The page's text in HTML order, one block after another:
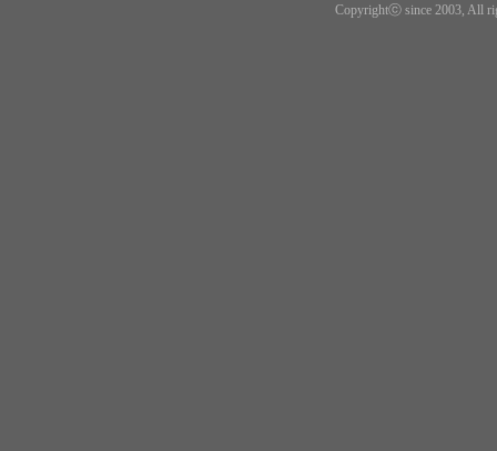
Copyrightⓒ since 2003, All